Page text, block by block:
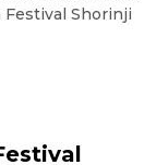
Festival Shorinji